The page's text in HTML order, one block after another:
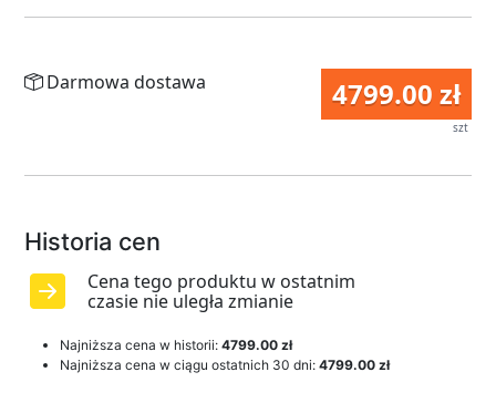
4799.00 zł
szt
Darmowa dostawa
Historia cen
Cena tego produktu w ostatnim
czasie nie uległa zmianie
Najniższa cena w historii: 4799.00 zł
Najniższa cena w ciągu ostatnich 30 dni: 4799.00 zł